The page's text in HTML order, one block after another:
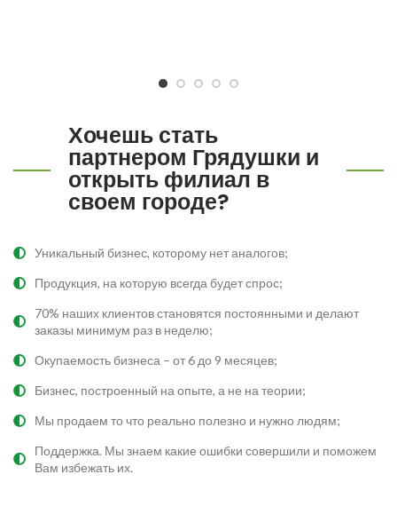
Хочешь стать
партнером Грядушки и
открыть филиал в
своем городе?
Уникальный бизнес, которому нет аналогов;​
Продукция, на которую всегда будет спрос;
70% наших клиентов становятся постоянными и делают
заказы минимум раз в неделю;
Окупаемость бизнеса – от 6 до 9 месяцев; ​
Бизнес, построенный на опыте, а не на теории;​
Мы продаем то что реально полезно и нужно людям​;
Поддержка. Мы знаем какие ошибки совершили и поможем
Вам избежать их.